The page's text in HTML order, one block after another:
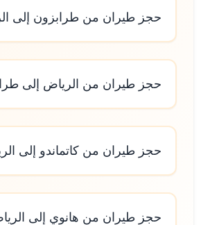
حجز طيران من طرابزون إلى الرياض
حجز طيران من الرياض إلى طرابزون
حجز طيران من كاتماندو إلى الرياض
حجز طيران من هانوي إلى الرياض